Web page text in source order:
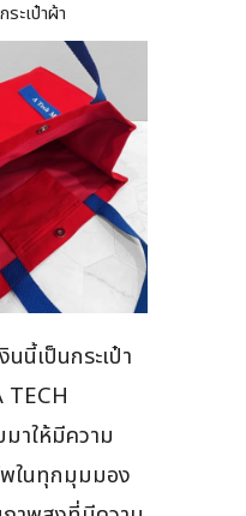
ะเป๋าผ้า
นี้เป็นกระเป๋า
TECH
าให้มีความ
พในทุกมุมมอง